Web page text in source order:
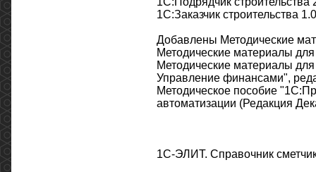
1С:Заказчик
Добавлены Методические
Методические материалы
Методические материалы
Управление финансами",
Методическое пособие
автоматизации (Редакция
1С-ЭЛИТ. Справочник